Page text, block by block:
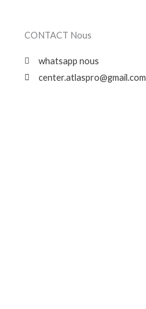
CONTACT Nous
whatsapp nous
center.atlaspro@gmail.com